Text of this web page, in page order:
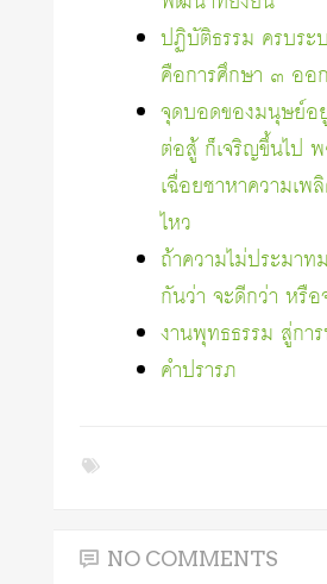
ปฏิบัติธรรม ครบร
คือการศึกษา ๓ ออ
จุดบอดของมนุษย์อ
ต่อสู้ ก็เจริญขึ้นไป
เฉื่อยชาหาความเพ
ไหว
ถ้าความไม่ประมาท
กันว่า จะดีกว่า หรือ
งานพุทธธรรม สู่กา
คำปรารภ
NO COMMENTS